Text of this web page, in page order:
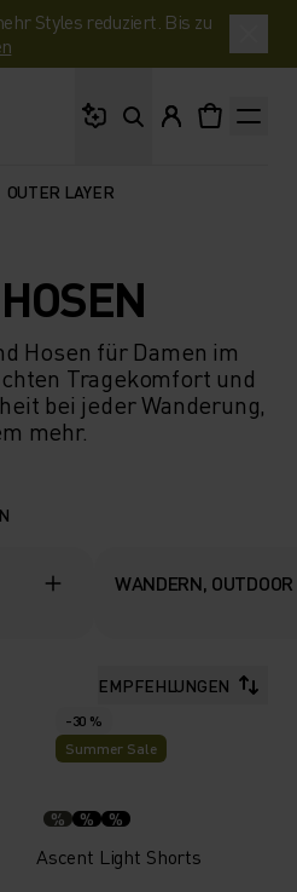
Styles reduziert. Bis zu
OUTER LAYER
Hosen für Damen im
Tragekomfort und
bei jeder Wanderung,
mehr.
WANDERN, OUTDOOR
EMPFEHLUNGEN
-30 %
Summer Sale
% % %
Ascent Light Shorts